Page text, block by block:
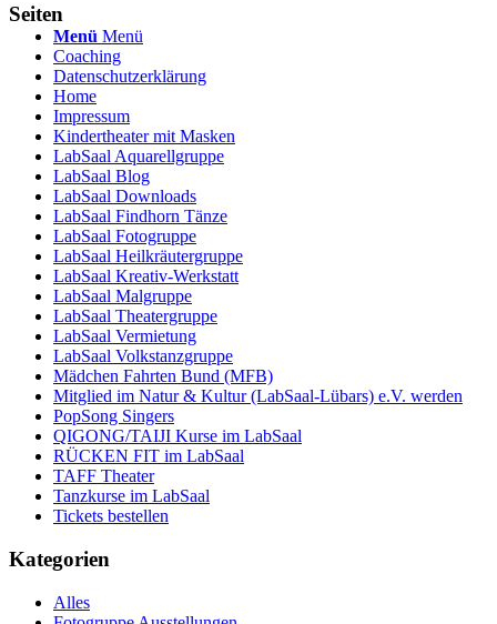
Menü Menü
Seiten
Coaching
Datenschutzerklärung
Home
Impressum
Kindertheater mit Masken
LabSaal Aquarellgruppe
LabSaal Blog
LabSaal Downloads
LabSaal Findhorn Tänze
LabSaal Fotogruppe
LabSaal Heilkräutergruppe
LabSaal Kreativ-Werkstatt
LabSaal Malgruppe
LabSaal Theatergruppe
LabSaal Vermietung
LabSaal Volkstanzgruppe
Mädchen Fahrten Bund (MFB)
Mitglied im Natur & Kultur (LabSaal-Lübars) e.V. werden
PopSong Singers
QIGONG/TAIJI Kurse im LabSaal
RÜCKEN FIT im LabSaal
TAFF Theater
Tanzkurse im LabSaal
Tickets bestellen
Kategorien
Alles